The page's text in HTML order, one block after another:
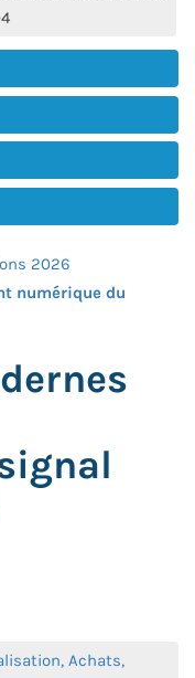
2026
numérique du
Achats,